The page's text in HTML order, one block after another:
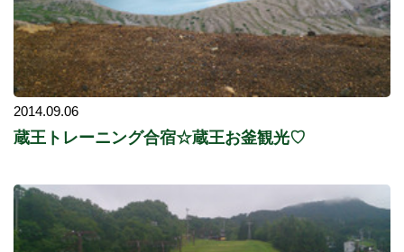
2014.09.06
蔵王トレーニング合宿☆蔵王お釜観光♡